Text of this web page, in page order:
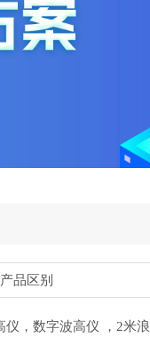
产品区别
仪，数字波高仪 ，2米浪